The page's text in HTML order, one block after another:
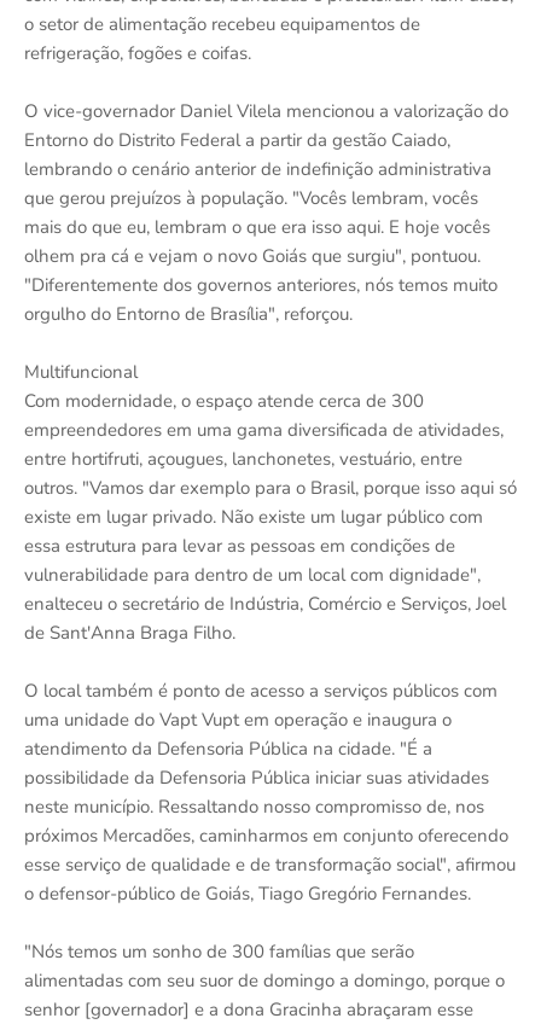
o setor de alimentação recebeu equipamentos de
refrigeração, fogões e coifas.
O vice-governador Daniel Vilela mencionou a valorização do
Entorno do Distrito Federal a partir da gestão Caiado,
lembrando o cenário anterior de indefinição administrativa
que gerou prejuízos à população. "Vocês lembram, vocês
mais do que eu, lembram o que era isso aqui. E hoje vocês
olhem pra cá e vejam o novo Goiás que surgiu", pontuou.
"Diferentemente dos governos anteriores, nós temos muito
orgulho do Entorno de Brasília", reforçou.
Multifuncional
Com modernidade, o espaço atende cerca de 300
empreendedores em uma gama diversificada de atividades,
entre hortifruti, açougues, lanchonetes, vestuário, entre
outros. "Vamos dar exemplo para o Brasil, porque isso aqui só
existe em lugar privado. Não existe um lugar público com
essa estrutura para levar as pessoas em condições de
vulnerabilidade para dentro de um local com dignidade",
enalteceu o secretário de Indústria, Comércio e Serviços, Joel
de Sant'Anna Braga Filho.
O local também é ponto de acesso a serviços públicos com
uma unidade do Vapt Vupt em operação e inaugura o
atendimento da Defensoria Pública na cidade. "É a
possibilidade da Defensoria Pública iniciar suas atividades
neste município. Ressaltando nosso compromisso de, nos
próximos Mercadões, caminharmos em conjunto oferecendo
esse serviço de qualidade e de transformação social", afirmou
o defensor-público de Goiás, Tiago Gregório Fernandes.
"Nós temos um sonho de 300 famílias que serão
alimentadas com seu suor de domingo a domingo, porque o
senhor [governador] e a dona Gracinha abraçaram esse